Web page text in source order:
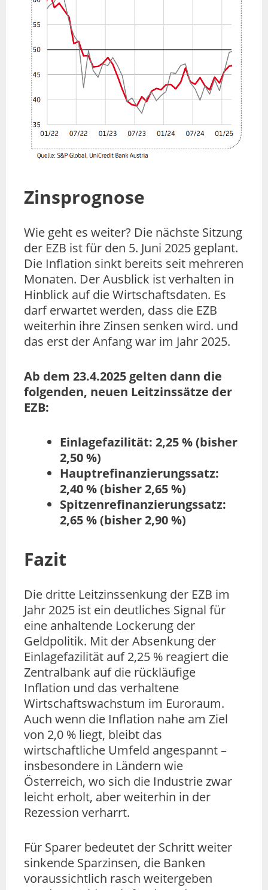
Zinsprognose
Wie geht es weiter? Die nächste Sitzung
der EZB ist für den 5. Juni 2025 geplant.
Die Inflation sinkt bereits seit mehreren
Monaten. Der Ausblick ist verhalten in
Hinblick auf die Wirtschaftsdaten. Es
darf erwartet werden, dass die EZB
weiterhin ihre Zinsen senken wird. und
das erst der Anfang war im Jahr 2025.
Ab dem 23.4.2025 gelten dann die
folgenden, neuen Leitzinssätze der
EZB:
Einlagefazilität: 2,25 % (bisher
2,50 %)
Hauptrefinanzierungssatz:
2,40 % (bisher 2,65 %)
Spitzenrefinanzierungssatz:
2,65 % (bisher 2,90 %)
Fazit
Die dritte Leitzinssenkung der EZB im
Jahr 2025 ist ein deutliches Signal für
eine anhaltende Lockerung der
Geldpolitik. Mit der Absenkung der
Einlagefazilität auf 2,25 % reagiert die
Zentralbank auf die rückläufige
Inflation und das verhaltene
Wirtschaftswachstum im Euroraum.
Auch wenn die Inflation nahe am Ziel
von 2,0 % liegt, bleibt das
wirtschaftliche Umfeld angespannt –
insbesondere in Ländern wie
Österreich, wo sich die Industrie zwar
leicht erholt, aber weiterhin in der
Rezession verharrt.
Für Sparer bedeutet der Schritt weiter
sinkende Sparzinsen, die Banken
voraussichtlich rasch weitergeben